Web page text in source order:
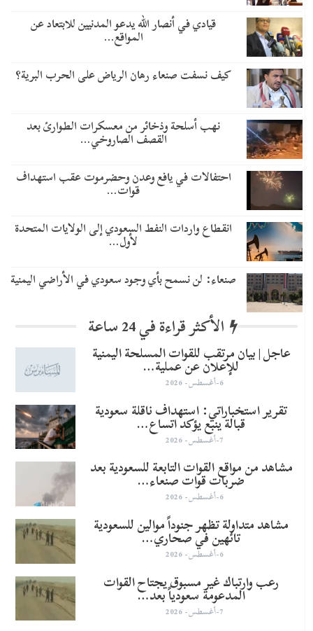
قيادي في أنصار الله يدعو المدنيين للابتعاد عن
المواقع…
كيف نسفت صنعاء رهان الرياض على الحرب البرية؟
نهب أسلحة وذخائر من معسكرات الطوارئ بعد
القصف الصاروخي…
احتفالات في يافع وعدن وحضرموت عقب استهداف
قوات…
انقطاع واردات النفط السعودي إلى الولايات المتحدة
لأول…
صنعاء: لن نسمح بأي وجود سعودي في الأراضي اليمنية
الأكثر قراءة في 24 ساعة
عاجل | بيان مرتقب للقوات المسلحة اليمنية
للإعلان عن عملية…
6-أغسطس- 2026
تقرير استخباراتي: استهداف ناقلة سعودية
قبالة ينبع يؤكد اتساع…
7-أغسطس- 2026
مشاهد من مواقع القوات التابعة للسعودية بعد
ضربات قوات صنعاء…
6-أغسطس- 2026
مشاهد متداولة تظهر جنوداً موالين للسعودية
تائهين في صحاري…
6-أغسطس- 2026
رعب وارتباك غير مسبوق يجتاح القوات
المدعومة سعودياً بعد…
7-أغسطس- 2026